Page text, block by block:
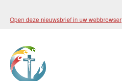
Open deze nieuwsbrief in uw webbrowser